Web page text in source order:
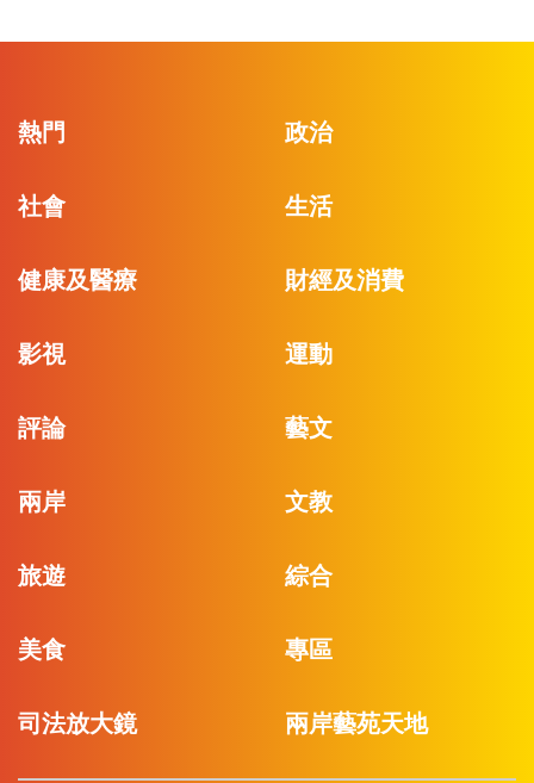
熱門 政治
社會 生活
健康及醫療 財經及消費
影視 運動
評論 藝文
兩岸 文教
旅遊 綜合
美食 專區
司法放大鏡 兩岸藝苑天地